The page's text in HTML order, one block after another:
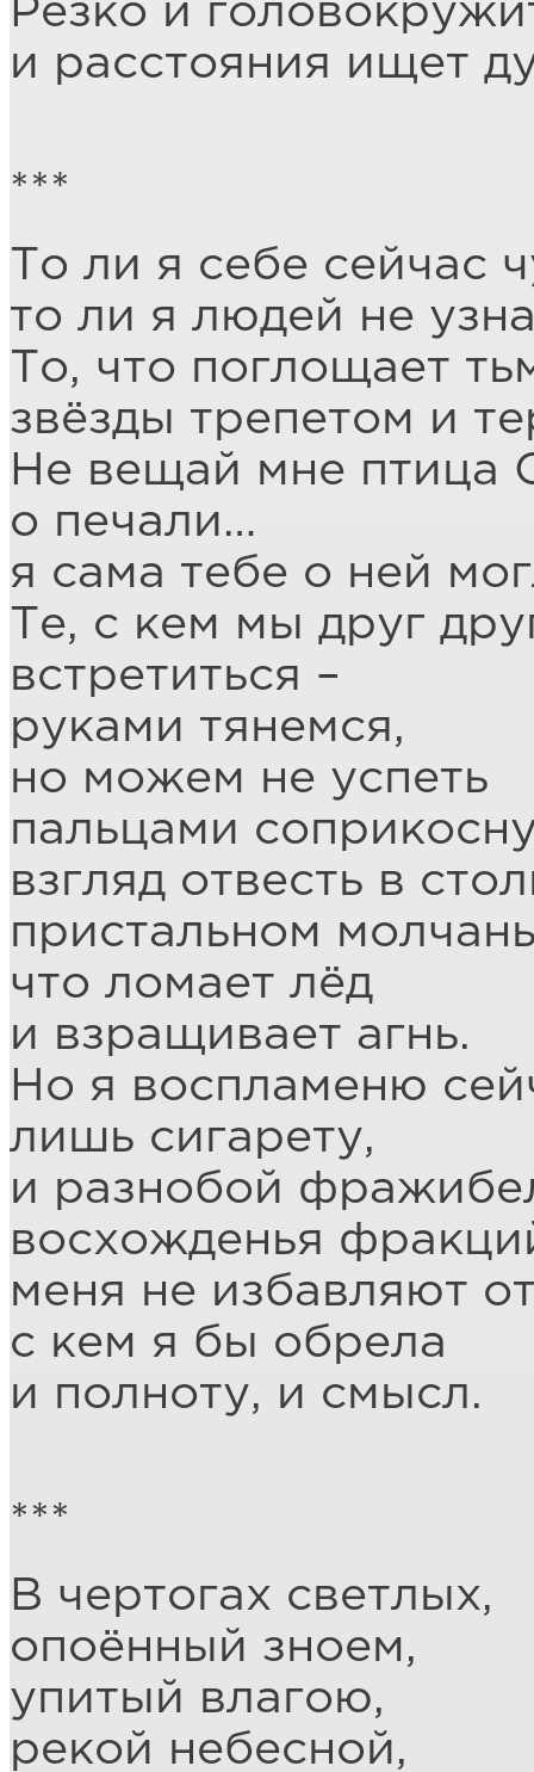
Резко и
и расстояния ищет
***
То ли я себе сейчас
то ли я людей не
То, что поглощает
звёзды трепетом и
Не вещай мне птица
о печали…
я сама тебе о ней
Те, с кем мы друг
встретиться –
руками тянемся,
но можем не успеть
пальцами
взгляд отвесть в
пристальном
что ломает лёд
и взращивает агнь.
Но я воспламеню
лишь сигарету,
и разнобой
восхожденья
меня не избавляют
с кем я бы обрела
и полноту, и смысл.
***
В чертогах светлых,
опоённый зноем,
упитый влагою,
рекой небесной,